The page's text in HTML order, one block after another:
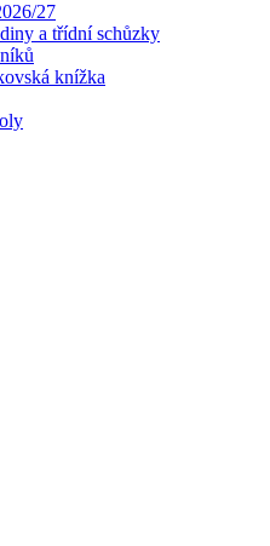
27
a třídní schůzky
knížka